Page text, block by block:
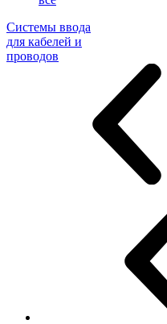
Системы ввода
для кабелей и
проводов